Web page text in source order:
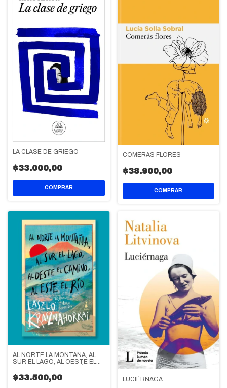
LA CLASE DE GRIEGO
$33.000,00
COMERÁS FLORES
$38.900,00
AL NORTE LA MONTAÑA, AL
SUR EL LAGO, AL OESTE EL
$33.500,00 LUCIÉRNAGA